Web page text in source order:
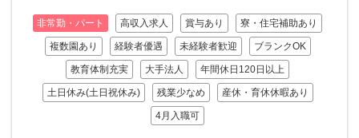
非常勤・パート 高収入求人 賞与あり 寮・住宅補助あり
複数園あり 経験者優遇 未経験者歓迎 ブランクOK
教育体制充実 大手法人 年間休日120日以上
土日休み(土日祝休み) 残業少なめ 産休・育休休暇あり
4月入職可